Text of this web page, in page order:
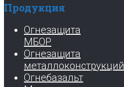
Продукция
Огнезащита
МБОР
Огнезащита
металлоконструкций
Огнебазальт